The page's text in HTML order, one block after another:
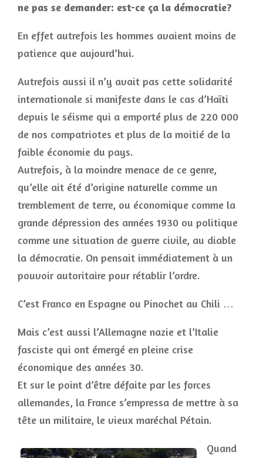
ne pas se demander: est-ce ça la démocratie?
En effet autrefois les hommes avaient moins de
patience que aujourd’hui.
Autrefois aussi il n’y avait pas cette solidarité
internationale si manifeste dans le cas d’Haïti
depuis le séisme qui a emporté plus de 220 000
de nos compatriotes et plus de la moitié de la
faible économie du pays.
Autrefois, à la moindre menace de ce genre,
qu’elle ait été d’origine naturelle comme un
tremblement de terre, ou économique comme la
grande dépression des années 1930 ou politique
comme une situation de guerre civile, au diable
la démocratie. On pensait immédiatement à un
pouvoir autoritaire pour rétablir l’ordre.
C’est Franco en Espagne ou Pinochet au Chili …
Mais c’est aussi l’Allemagne nazie et l’Italie
fasciste qui ont émergé en pleine crise
économique des années 30.
Et sur le point d’être défaite par les forces
allemandes, la France s’empressa de mettre à sa
tête un militaire, le vieux maréchal Pétain.
Quand